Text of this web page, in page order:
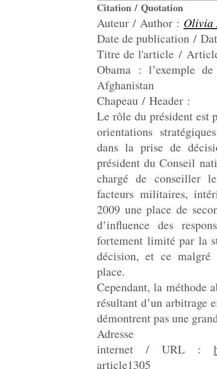
Citation / Quotation
Auteur / Author : Olivia
Date de publication /
Titre de l'article /
Obama : l’exemple
Afghanistan
Chapeau / Header :
Le rôle du président est
orientations
dans la prise de
président du Conseil
chargé de conseiller
facteurs militaires,
2009 une place de
d’influence des
fortement limité par la
décision, et ce malgré
place.
Cependant, la méthode
résultant d’un arbitrage
démontrent pas une
Adresse
internet / URL :
article1305